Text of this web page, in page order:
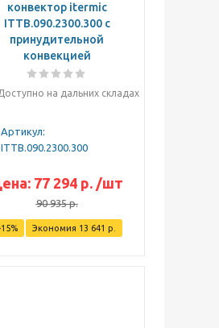
конвектор itermic
ITTB.090.2300.300 с
принудительной
конвекцией
Доступно на дальних складах
Артикул:
ITTB.090.2300.300
77 294р. /шт
90 935р.
15% Экономия 13 641 р.